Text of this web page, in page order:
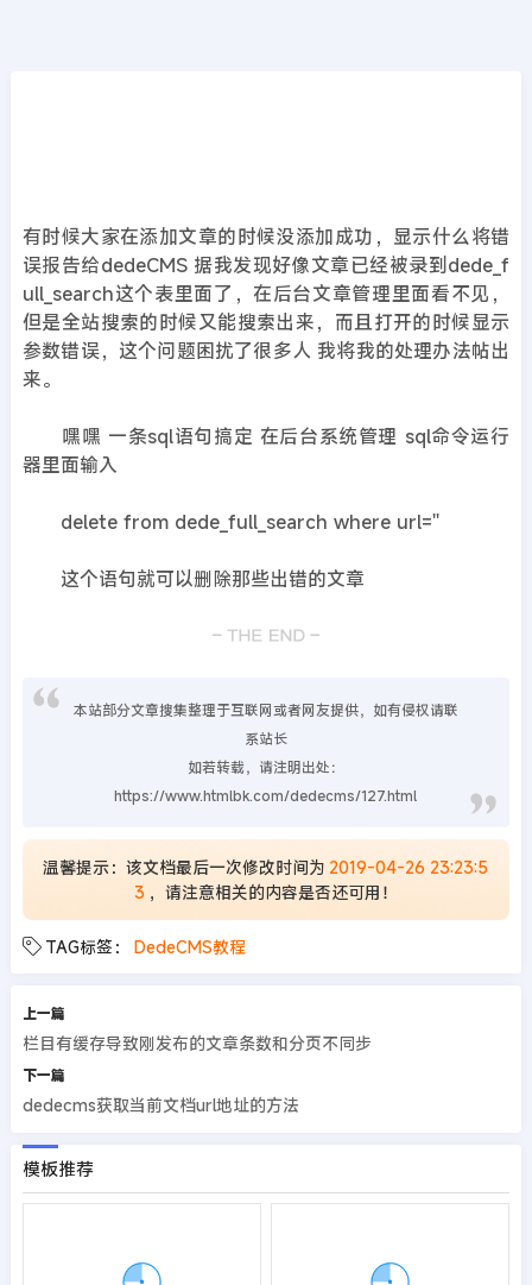
有时候大家在添加文章的时候没添加成功，显示什么将错
误报告给dedeCMS 据我发现好像文章已经被录到dede_f
ull_search这个表里面了，在后台文章管理里面看不见，
但是全站搜索的时候又能搜索出来，而且打开的时候显示
参数错误，这个问题困扰了很多人 我将我的处理办法帖出
来。
嘿嘿 一条sql语句搞定 在后台系统管理 sql命令运行
器里面输入
delete from dede_full_search where url=''
这个语句就可以删除那些出错的文章
本站部分文章搜集整理于互联网或者网友提供，如有侵权请联
系站长
如若转载，请注明出处：
https://www.htmlbk.com/dedecms/127.html
温馨提示：该文档最后一次修改时间为 2019-04-26 23:23:5
3 ，请注意相关的内容是否还可用！
TAG标签： DedeCMS教程
上一篇
栏目有缓存导致刚发布的文章条数和分页不同步
下一篇
dedecms获取当前文档url地址的方法
模板推荐